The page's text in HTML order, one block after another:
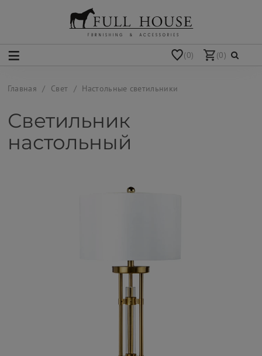
(0) (0)
Главная Свет Настольные светильники
Светильник
настольный